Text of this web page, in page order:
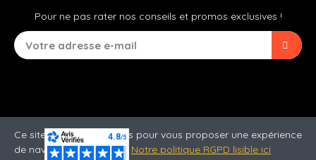
Pour ne pas rater nos conseils et promos exclusives !
Ce site utilise des cookies pour vous proposer une expérience
de navigation optimale. Notre politique RGPD lisible ici